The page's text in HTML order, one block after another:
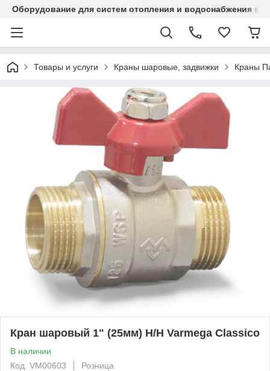
Оборудование для систем отопления и водоснабжения в
Товары и услуги Краны шаровые, задвижки Краны
Кран шаровый 1" (25мм) Н/Н Varmega Classico
В наличии
Код: VM00603
Розница